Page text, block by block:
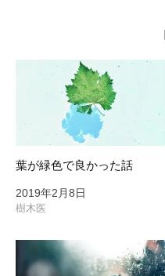
ン
葉が緑色で良かった話
2019年2月8日
樹木医